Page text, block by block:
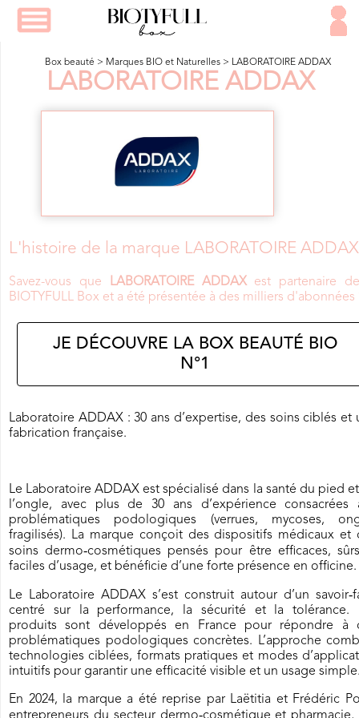
Box beauté > Marques BIO et Naturelles > LABORATOIRE ADDAX
LABORATOIRE ADDAX
L'histoire de la marque LABORATOIRE ADDAX
Savez-vous que LABORATOIRE ADDAXest partenaire
BIOTYFULL Box et a été présentée à des milliers d'abonnées
JE DÉCOUVRE LA BOX BEAUTÉ BIO
N°1
Laboratoire ADDAX : 30 ans d’expertise, des soins ciblés et
fabrication française.
Le Laboratoire ADDAX est spécialisé dans la santé du pied
l’ongle, avec plus de 30 ans d’expérience consacrées
problématiques podologiques (verrues, mycoses,
fragilisés). La marque conçoit des dispositifs médicaux et
soins dermo‑cosmétiques pensés pour être efficaces,
faciles d’usage, et bénéficie d’une forte présence en officine.
Le Laboratoire ADDAX s’est construit autour d’un
centré sur la performance, la sécurité et la tolérance.
produits sont développés en France pour répondre à
problématiques podologiques concrètes. L’approche
technologies ciblées, formats pratiques et modes
intuitifs pour garantir une efficacité visible et un usage
En 2024, la marque a été reprise par Laëtitia et Frédéric